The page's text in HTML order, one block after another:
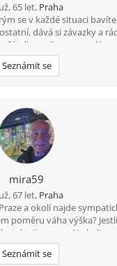
65 let, Praha
se v každé situaci
dává si závazky a
přáteli a rodinou po celé
dobrodružný a romantický,
a zralý, fit a nekuřák. Jsem
věci v životě a také
věci v životě. Mám rád svou
Rád se uvolním a dobře se
bavím.
Seznámit se
mira59
67 let, Praha
a okolí najde
poměru váha výška? Jestli
tak ať se ozve. Na kulturu
nikoho nelákám, ale na
Mám rád léto a v zimně ho
Seznámit se